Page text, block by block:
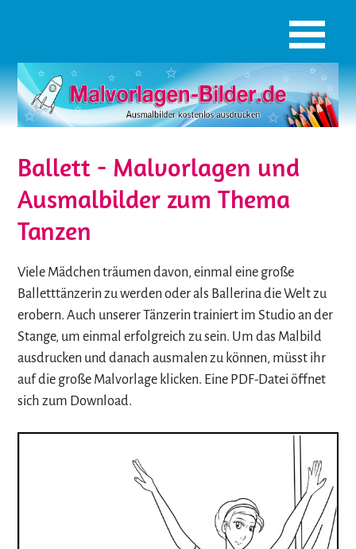
Ballett - Malvorlagen und
Ausmalbilder zum Thema
Tanzen
Viele Mädchen träumen davon, einmal eine große
Balletttänzerin zu werden oder als Ballerina die Welt zu
erobern. Auch unserer Tänzerin trainiert im Studio an der
Stange, um einmal erfolgreich zu sein. Um das Malbild
ausdrucken und danach ausmalen zu können, müsst ihr
auf die große Malvorlage klicken. Eine PDF-Datei öffnet
sich zum Download.